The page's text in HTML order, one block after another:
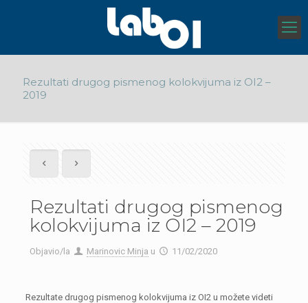
Rezultati drugog pismenog kolokvijuma iz OI2 –
2019
Rezultati drugog pismenog
kolokvijuma iz OI2 – 2019
Objavio/la Marinovic Minja u 11/02/2020
Rezultate drugog pismenog kolokvijuma iz OI2 u možete videti